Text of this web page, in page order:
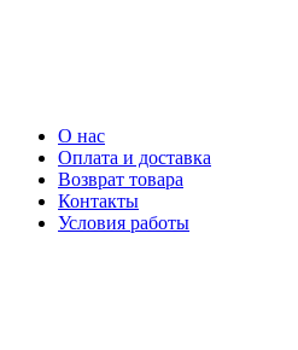
О нас
Оплата и доставка
Возврат товара
Контакты
Условия работы